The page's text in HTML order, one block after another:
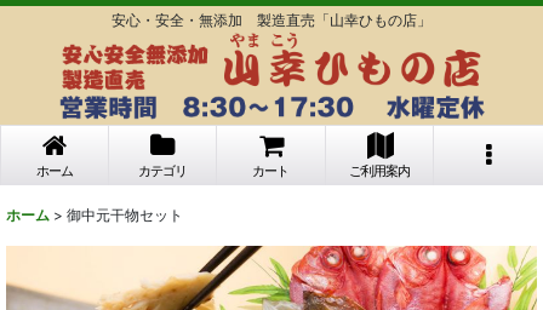
安心・安全・無添加 製造直売「山幸ひもの店」
ホーム カテゴリ カート ご利用案内
ホーム > 御中元干物セット